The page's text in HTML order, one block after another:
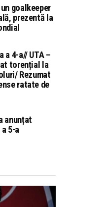
goalkeeper
prezentă la
a 4-a// UTA –
torențial la
Rezumat
ratate de
anunțat
5-a